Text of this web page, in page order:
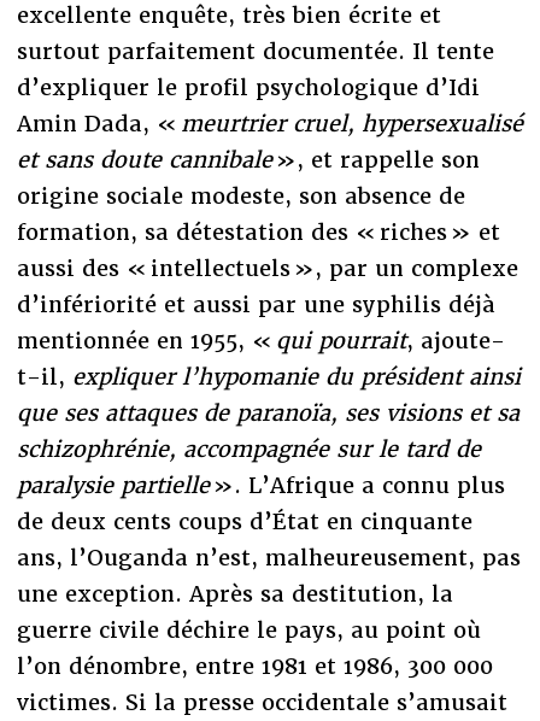
excellente enquête, très bien écrite et
surtout parfaitement documentée. Il tente
d’expliquer le profil psychologique d’Idi
Amin Dada, « meurtrier cruel, hypersexualisé
et sans doute cannibale», et rappelle son
origine sociale modeste, son absence de
formation, sa détestation des « riches » et
aussi des « intellectuels », par un complexe
d’infériorité et aussi par une syphilis déjà
mentionnée en 1955, « qui pourrait, ajoute-
t-il, expliquer l’hypomanie du président ainsi
que ses attaques de paranoïa, ses visions et sa
schizophrénie, accompagnée sur le tard de
paralysie partielle». L’Afrique a connu plus
de deux cents coups d’État en cinquante
ans, l’Ouganda n’est, malheureusement, pas
une exception. Après sa destitution, la
guerre civile déchire le pays, au point où
l’on dénombre, entre 1981 et 1986, 300 000
victimes. Si la presse occidentale s’amusait